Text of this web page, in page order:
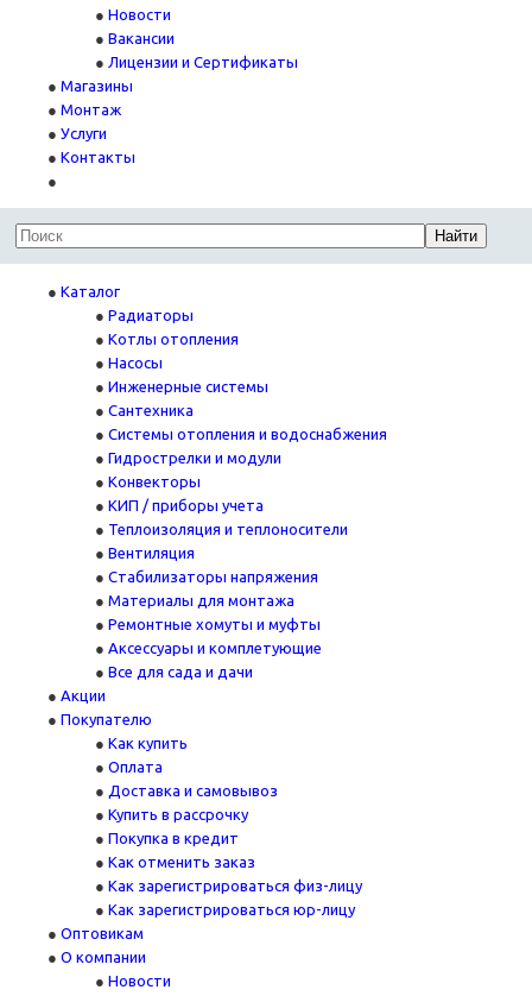
Новости
Вакансии
Лицензии и Сертификаты
Магазины
Монтаж
Услуги
Контакты
Найти
Каталог
Радиаторы
Котлы отопления
Насосы
Инженерные системы
Сантехника
Системы отопления и водоснабжения
Гидрострелки и модули
Конвекторы
КИП / приборы учета
Теплоизоляция и теплоносители
Вентиляция
Стабилизаторы напряжения
Материалы для монтажа
Ремонтные хомуты и муфты
Аксессуары и комплетующие
Все для сада и дачи
Акции
Покупателю
Как купить
Оплата
Доставка и самовывоз
Купить в рассрочку
Покупка в кредит
Как отменить заказ
Как зарегистрироваться физ-лицу
Как зарегистрироваться юр-лицу
Оптовикам
О компании
Новости